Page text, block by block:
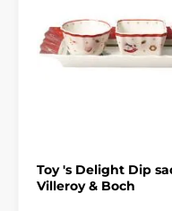
Toy 's Delight Dip
Villeroy & Boch